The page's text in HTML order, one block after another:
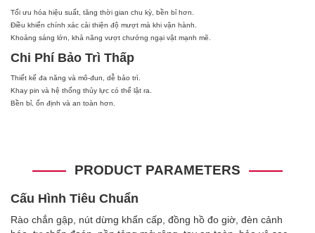
Tối ưu hóa hiệu suất, tăng thời gian chu kỳ, bền bỉ hơn.
Điều khiển chính xác cải thiện độ mượt mà khi vận hành.
Khoảng sáng lớn, khả năng vượt chướng ngại vật mạnh mẽ.
Chi Phí Bảo Trì Thấp
Thiết kế đa năng và mô-đun, dễ bảo trì.
Khay pin và hệ thống thủy lực có thể lật ra.
Bền bỉ, ổn định và an toàn hơn.
PRODUCT PARAMETERS
Cấu Hình Tiêu Chuẩn
Rào chắn gập, nút dừng khẩn cấp, đồng hồ đo giờ, đèn cảnh